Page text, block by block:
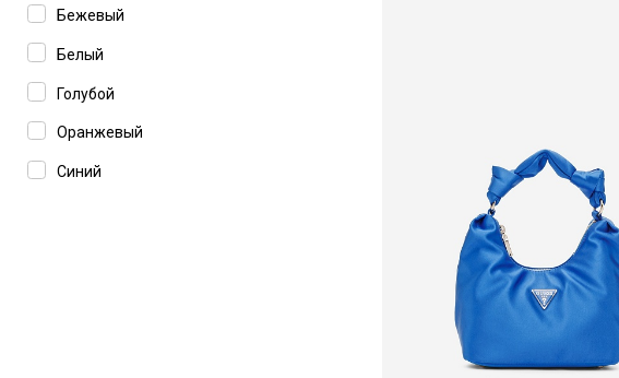
Бежевый
Белый
Голубой
Оранжевый
Синий